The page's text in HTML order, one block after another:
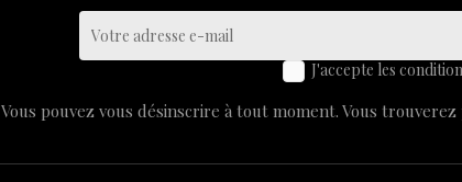
J'accepte les
Vous pouvez vous désinscrire à tout moment. Vous